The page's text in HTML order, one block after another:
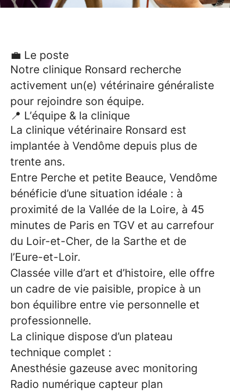
💼 Le poste
Notre clinique Ronsard recherche
activement un(e) vétérinaire généraliste
pour rejoindre son équipe.
📍 L’équipe & la clinique
La clinique vétérinaire Ronsard est
implantée à Vendôme depuis plus de
trente ans.
Entre Perche et petite Beauce, Vendôme
bénéficie d’une situation idéale : à
proximité de la Vallée de la Loire, à 45
minutes de Paris en TGV et au carrefour
du Loir-et-Cher, de la Sarthe et de
l’Eure-et-Loir.
Classée ville d’art et d’histoire, elle offre
un cadre de vie paisible, propice à un
bon équilibre entre vie personnelle et
professionnelle.
La clinique dispose d’un plateau
technique complet :
Anesthésie gazeuse avec monitoring
Radio numérique capteur plan